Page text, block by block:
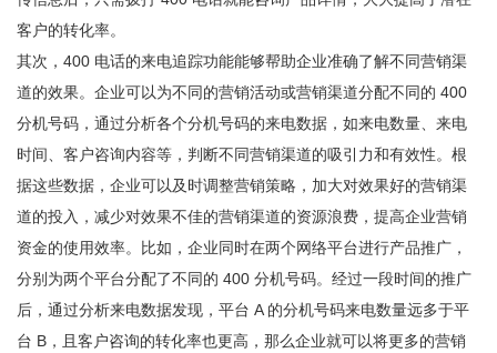
客户的转化率。
其次，400 电话的来电追踪功能能够帮助企业准确了解不同营销渠
道的效果。企业可以为不同的营销活动或营销渠道分配不同的 400
分机号码，通过分析各个分机号码的来电数据，如来电数量、来电
时间、客户咨询内容等，判断不同营销渠道的吸引力和有效性。根
据这些数据，企业可以及时调整营销策略，加大对效果好的营销渠
道的投入，减少对效果不佳的营销渠道的资源浪费，提高企业营销
资金的使用效率。比如，企业同时在两个网络平台进行产品推广，
分别为两个平台分配了不同的 400 分机号码。经过一段时间的推广
后，通过分析来电数据发现，平台 A 的分机号码来电数量远多于平
台 B，且客户咨询的转化率也更高，那么企业就可以将更多的营销